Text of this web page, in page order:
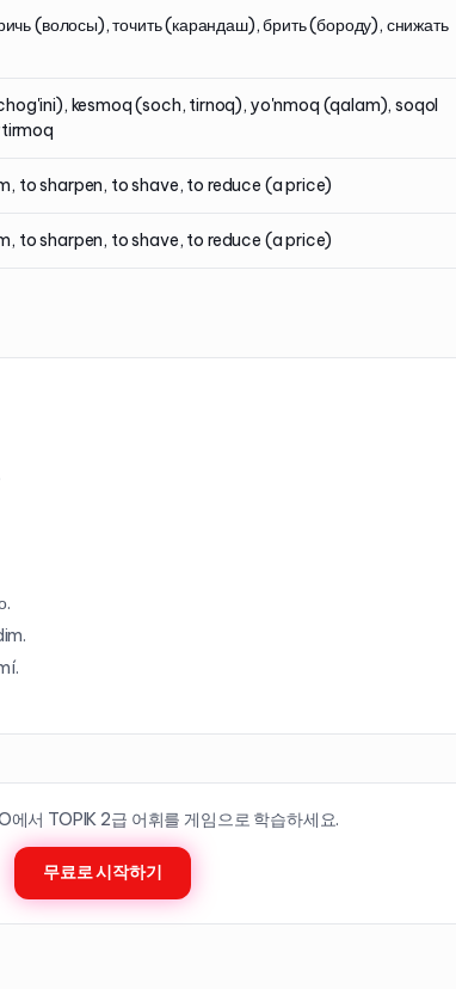
(волосы), точить (карандаш), брить (бороду), снижать
kesmoq (soch, tirnoq), yo'nmoq (qalam), soqol
to sharpen, to shave, to reduce (a price)
to sharpen, to shave, to reduce (a price)
에서 TOPIK 2급 어휘를 게임으로 학습하세요.
무료로 시작하기